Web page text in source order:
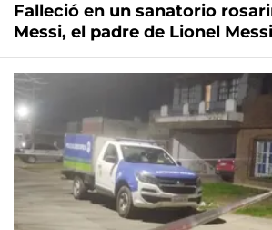
Falleció en un sanatorio
Messi, el padre de Lionel Messi